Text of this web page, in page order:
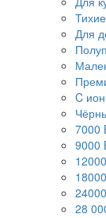
Для
C
7000
9000
28